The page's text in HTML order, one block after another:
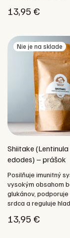
13,95 €
Shiitake (Lentinula
edodes) – prášok
Posilňuje imunitný
vysokým obsahom
glukánov,
srdca a reguluje
13,95 €